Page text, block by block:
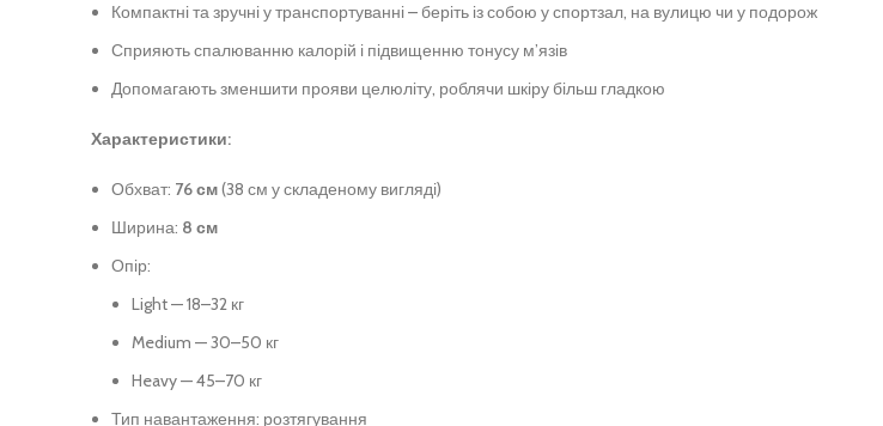
Компактні та зручні у транспортуванні – беріть із собою у спортзал, на вулицю чи у подорож
Сприяють спалюванню калорій і підвищенню тонусу м’язів
Допомагають зменшити прояви целюліту, роблячи шкіру більш гладкою
Характеристики:
Обхват: 76 см(38 см у складеному вигляді)
Ширина: 8 см
Опір:
Light — 18–32 кг
Medium — 30–50 кг
Heavy — 45–70 кг
Тип навантаження: розтягування